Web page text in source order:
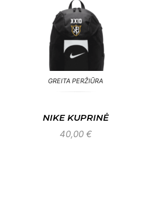
GREITA PERŽIŪRA
NIKE KUPRINĖ
40,00 €